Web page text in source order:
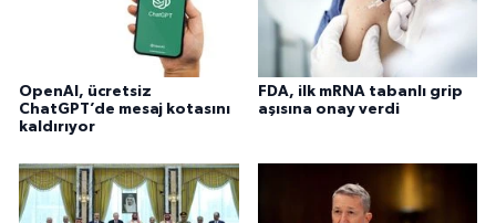
OpenAI, ücretsiz
ChatGPT’de mesaj kotasını
kaldırıyor
FDA, ilk mRNA tabanlı grip
aşısına onay verdi